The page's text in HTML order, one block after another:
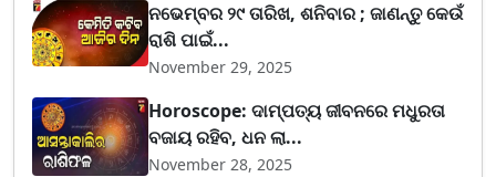
ନଭେମ୍ବର ୨୯ ତାରିଖ, ଶନିବାର ; ଜାଣନ୍ତୁ କେଉଁ
ରାଶି ପାଇଁ...
November 29, 2025
Horoscope: ଦାମ୍ପତ୍ୟ ଜୀବନରେ ମଧୁରତା
ବଜାୟ ରହିବ, ଧନ ଲା...
November 28, 2025